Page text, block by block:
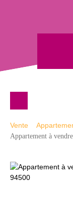
Vente
Appartement à